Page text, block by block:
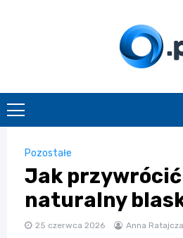
Pozostałe
Jak
naturalny
25 czerwca 2026 Anna